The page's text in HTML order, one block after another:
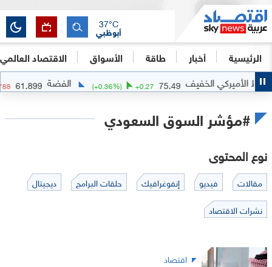
الرئيسية أخبار طاقة الأسواق الاقتصاد العالمي
أبوظبي
37°C
الخفيف 75.49
+ 0.27
(+0.36 %) الفضة 61.899
-0.1788
%)
#مؤشر السوق السعودي
نوع المحتوى
مقالات فيديو إنفوغرافيك حلقات البرامج
ديجيتال
نشرات الاقتصاد
اقتصاد